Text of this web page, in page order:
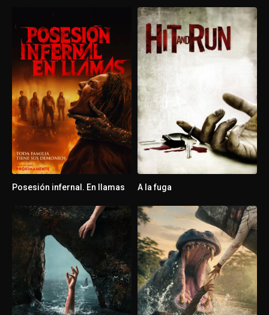
Posesión infernal. En llamas A la fuga